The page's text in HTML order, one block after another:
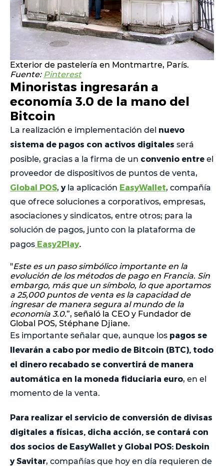
Exterior de pastelería en Montmartre, París.
Fuente: Pinterest
Minoristas ingresarán a
economía 3.0 de la mano del
Bitcoin
La realización e implementación del nuevo
sistema de pagos con activos digitales será
posible, gracias a la firma de un convenio entre el
proveedor de dispositivos de puntos de venta,
Global POS, y la aplicación EasyWallet, compañía
que ofrece soluciones a corporativos, empresas,
asociaciones y sindicatos, entre otros; para la
solución de pagos, junto con la plataforma de
pagos Easy2Play.
"Este es un paso simbólico importante en la
evolución de los métodos de pago en Francia. Sin
embargo, más que un símbolo, lo que aportamos
a 25,000 puntos de venta es la capacidad de
ingresar de manera segura al mundo de la
economía 3.0.”, señaló la CEO y Fundador de
Global POS, Stéphane Djiane.
Es importante señalar que, aunque los pagos se
llevarán a cabo por medio de Bitcoin (BTC), todo
el dinero recabado se convertirá de manera
automática en la moneda fiduciaria euro, en el
momento de la venta.
Para realizar el servicio de conversión de divisas
digitales a físicas, dicha acción, se contará con
dos socios de EasyWallet y Global POS: Deskoin
y Savitar, compañías que hoy en día requieren de